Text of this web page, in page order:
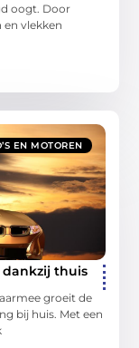
oogt. Door
en vlekken
EN MOTOREN
thuis
groeit de
bij huis. Met een